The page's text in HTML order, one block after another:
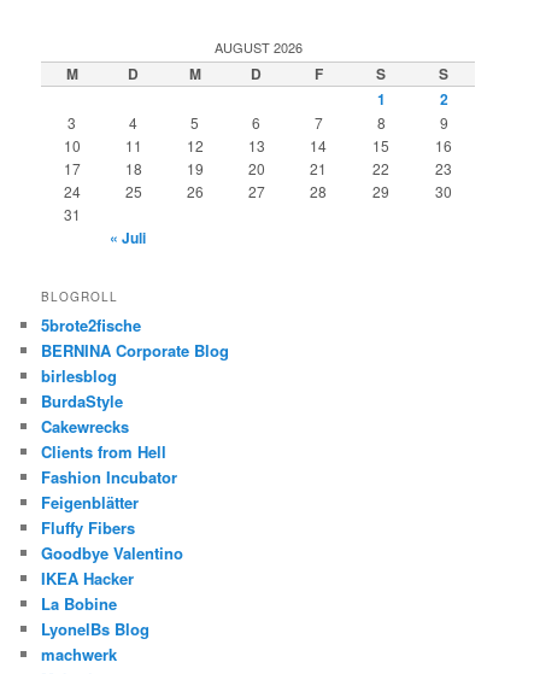
AUGUST 2026
M D M D F S
S
1
2
3 4 5 6 7 8
9
10
11 12 13 14 15
16
17
18 19 20 21 22
23
24
25 26 27 28 29
30
31
« Juli
BLOGROLL
5brote2fische
BERNINA Corporate Blog
birlesblog
BurdaStyle
Cakewrecks
Clients from Hell
Fashion Incubator
Feigenblätter
Fluffy Fibers
Goodbye Valentino
IKEA Hacker
La Bobine
LyonelBs Blog
machwerk